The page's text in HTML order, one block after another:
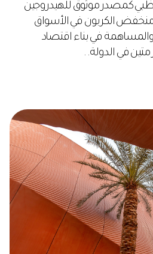
كمصدر موثوق للهيدروجين
منخفض الكربون في الأسواق
والمساهمة في بناء اقتصاد
في الدولة. .